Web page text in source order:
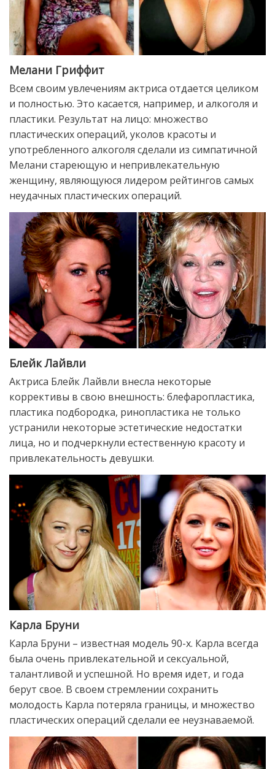
Мелани Гриффит
Всем своим увлечениям актриса отдается целиком
и полностью. Это касается, например, и алкоголя и
пластики. Результат на лицо: множество
пластических операций, уколов красоты и
употребленного алкоголя сделали из симпатичной
Мелани стареющую и непривлекательную
женщину, являющуюся лидером рейтингов самых
неудачных пластических операций.
Блейк Лайвли
Актриса Блейк Лайвли внесла некоторые
коррективы в свою внешность: блефаропластика,
пластика подбородка, ринопластика не только
устранили некоторые эстетические недостатки
лица, но и подчеркнули естественную красоту и
привлекательность девушки.
Карла Бруни
Карла Бруни – известная модель 90-х. Карла всегда
была очень привлекательной и сексуальной,
талантливой и успешной. Но время идет, и года
берут свое. В своем стремлении сохранить
молодость Карла потеряла границы, и множество
пластических операций сделали ее неузнаваемой.